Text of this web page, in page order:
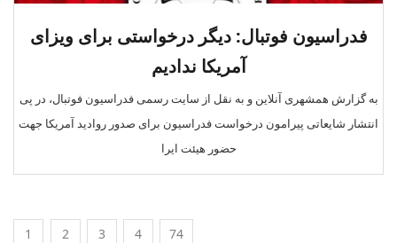
فدراسیون فوتبال: دیگر درخواستی برای ویزای
آمریکا ندادیم
به گزارش همشهری آنلاین و به نقل از سایت رسمی فدراسیون فوتبال، در پی
انتشار شایعاتی پیرامون درخواست فدراسیون برای صدور روادید آمریکا جهت
حضور هیئت ایرا
1 2 3 4 74